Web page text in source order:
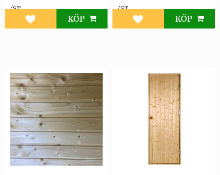
/ST
Lägg till i favoriter
KÖP
/ST
Lägg till i favoriter
KÖP